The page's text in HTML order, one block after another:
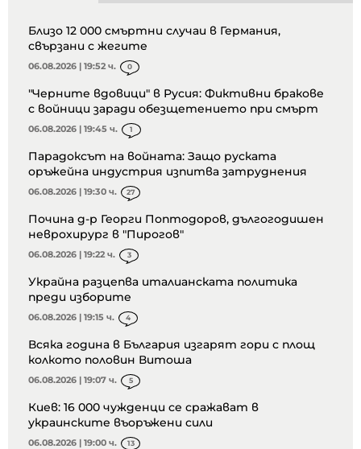
Близо 12 000 смъртни случаи в Германия,
свързани с жегите
06.08.2026 | 19:52 ч. 0
"Черните вдовици" в Русия: Фиктивни бракове
с войници заради обезщетението при смърт
06.08.2026 | 19:45 ч. 1
Парадоксът на войната: Защо руската
оръжейна индустрия изпитва затруднения
06.08.2026 | 19:30 ч. 27
Почина д-р Георги Поптодоров, дългогодишен
неврохирург в "Пирогов"
06.08.2026 | 19:22 ч. 3
Украйна разцепва италианската политика
преди изборите
06.08.2026 | 19:15 ч. 4
Всяка година в България изгарят гори с площ
колкото половин Витоша
06.08.2026 | 19:07 ч. 5
Киев: 16 000 чужденци се сражават в
украинските въоръжени сили
06.08.2026 | 19:00 ч. 13